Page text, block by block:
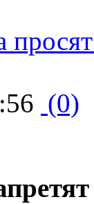
(0)